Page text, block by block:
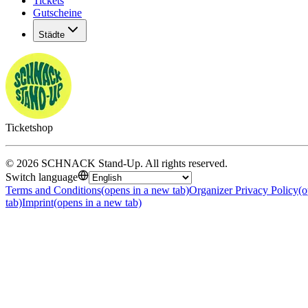
Gutscheine
Städte
Ticketshop
© 2026 SCHNACK Stand-Up. All rights reserved.
Switch language
Terms and Conditions(opens in a new tab)Organizer Privacy Policy
tab)Imprint(opens in a new tab)